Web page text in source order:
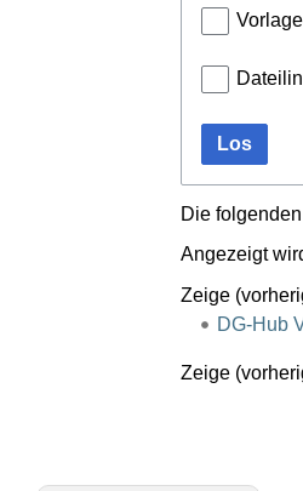
Los
Die
Angezeigt
Zeige (
DG-Hub
Zeige (